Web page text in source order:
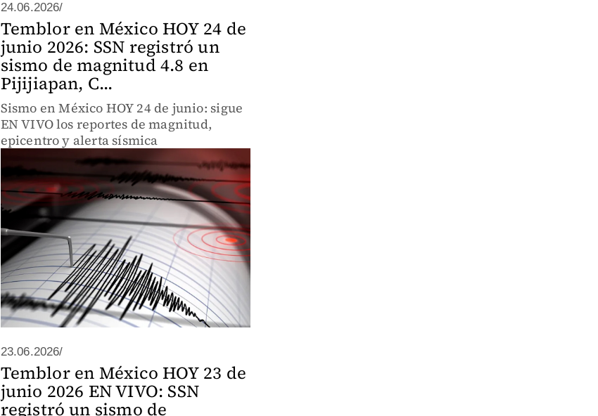
24.06.2026/
Temblor en México HOY 24 de
junio 2026: SSN registró un
sismo de magnitud 4.8 en
Pijijiapan, C...
Sismo en México HOY 24 de junio: sigue
EN VIVO los reportes de magnitud,
epicentro y alerta sísmica
23.06.2026/
Temblor en México HOY 23 de
junio 2026 EN VIVO: SSN
registró un sismo de